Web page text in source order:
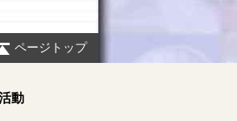
ページトップ
動